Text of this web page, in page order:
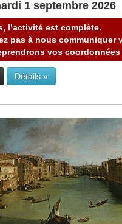
1 septembre 2026
l’activité est complète.
pas à nous
vos
Détails »